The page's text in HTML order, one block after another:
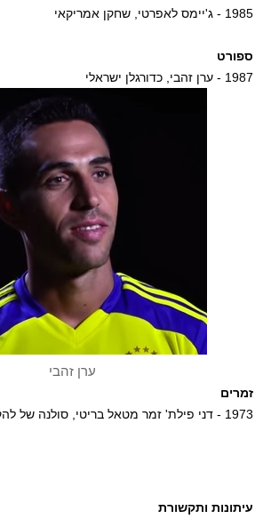
1985 - ג'יימס לאפרטי, שחקן אמריקאי
ספורט
1987 - ערן זהבי, כדורגלן ישראלי
ערן זהבי
זמרים
1973 - דני פילת' זמר מטאל בריטי, סולנה של להקת קריידל אוף פילת'
עיתונות ותקשורת